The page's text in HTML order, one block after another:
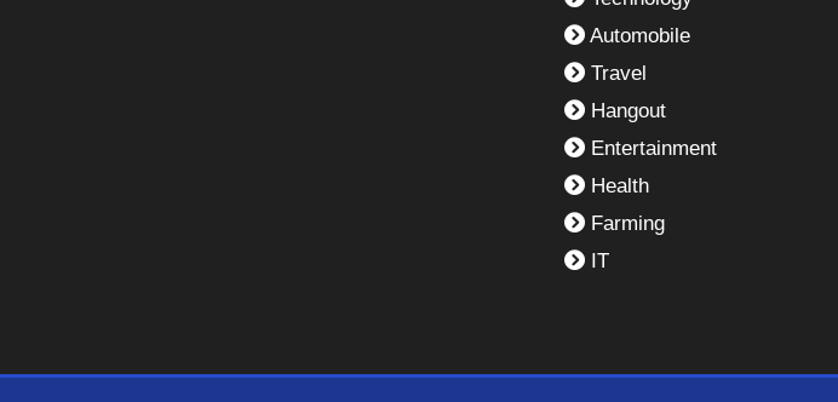
Automobile
Travel
Hangout
Entertainment
Health
Farming
IT